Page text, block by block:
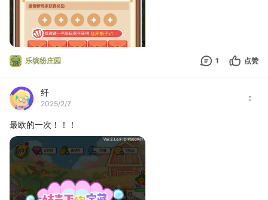
乐缤纷庄园 1 点赞
纤
2025/2/7
最欧的一次！！！